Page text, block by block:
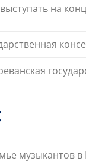
на
музыкантов